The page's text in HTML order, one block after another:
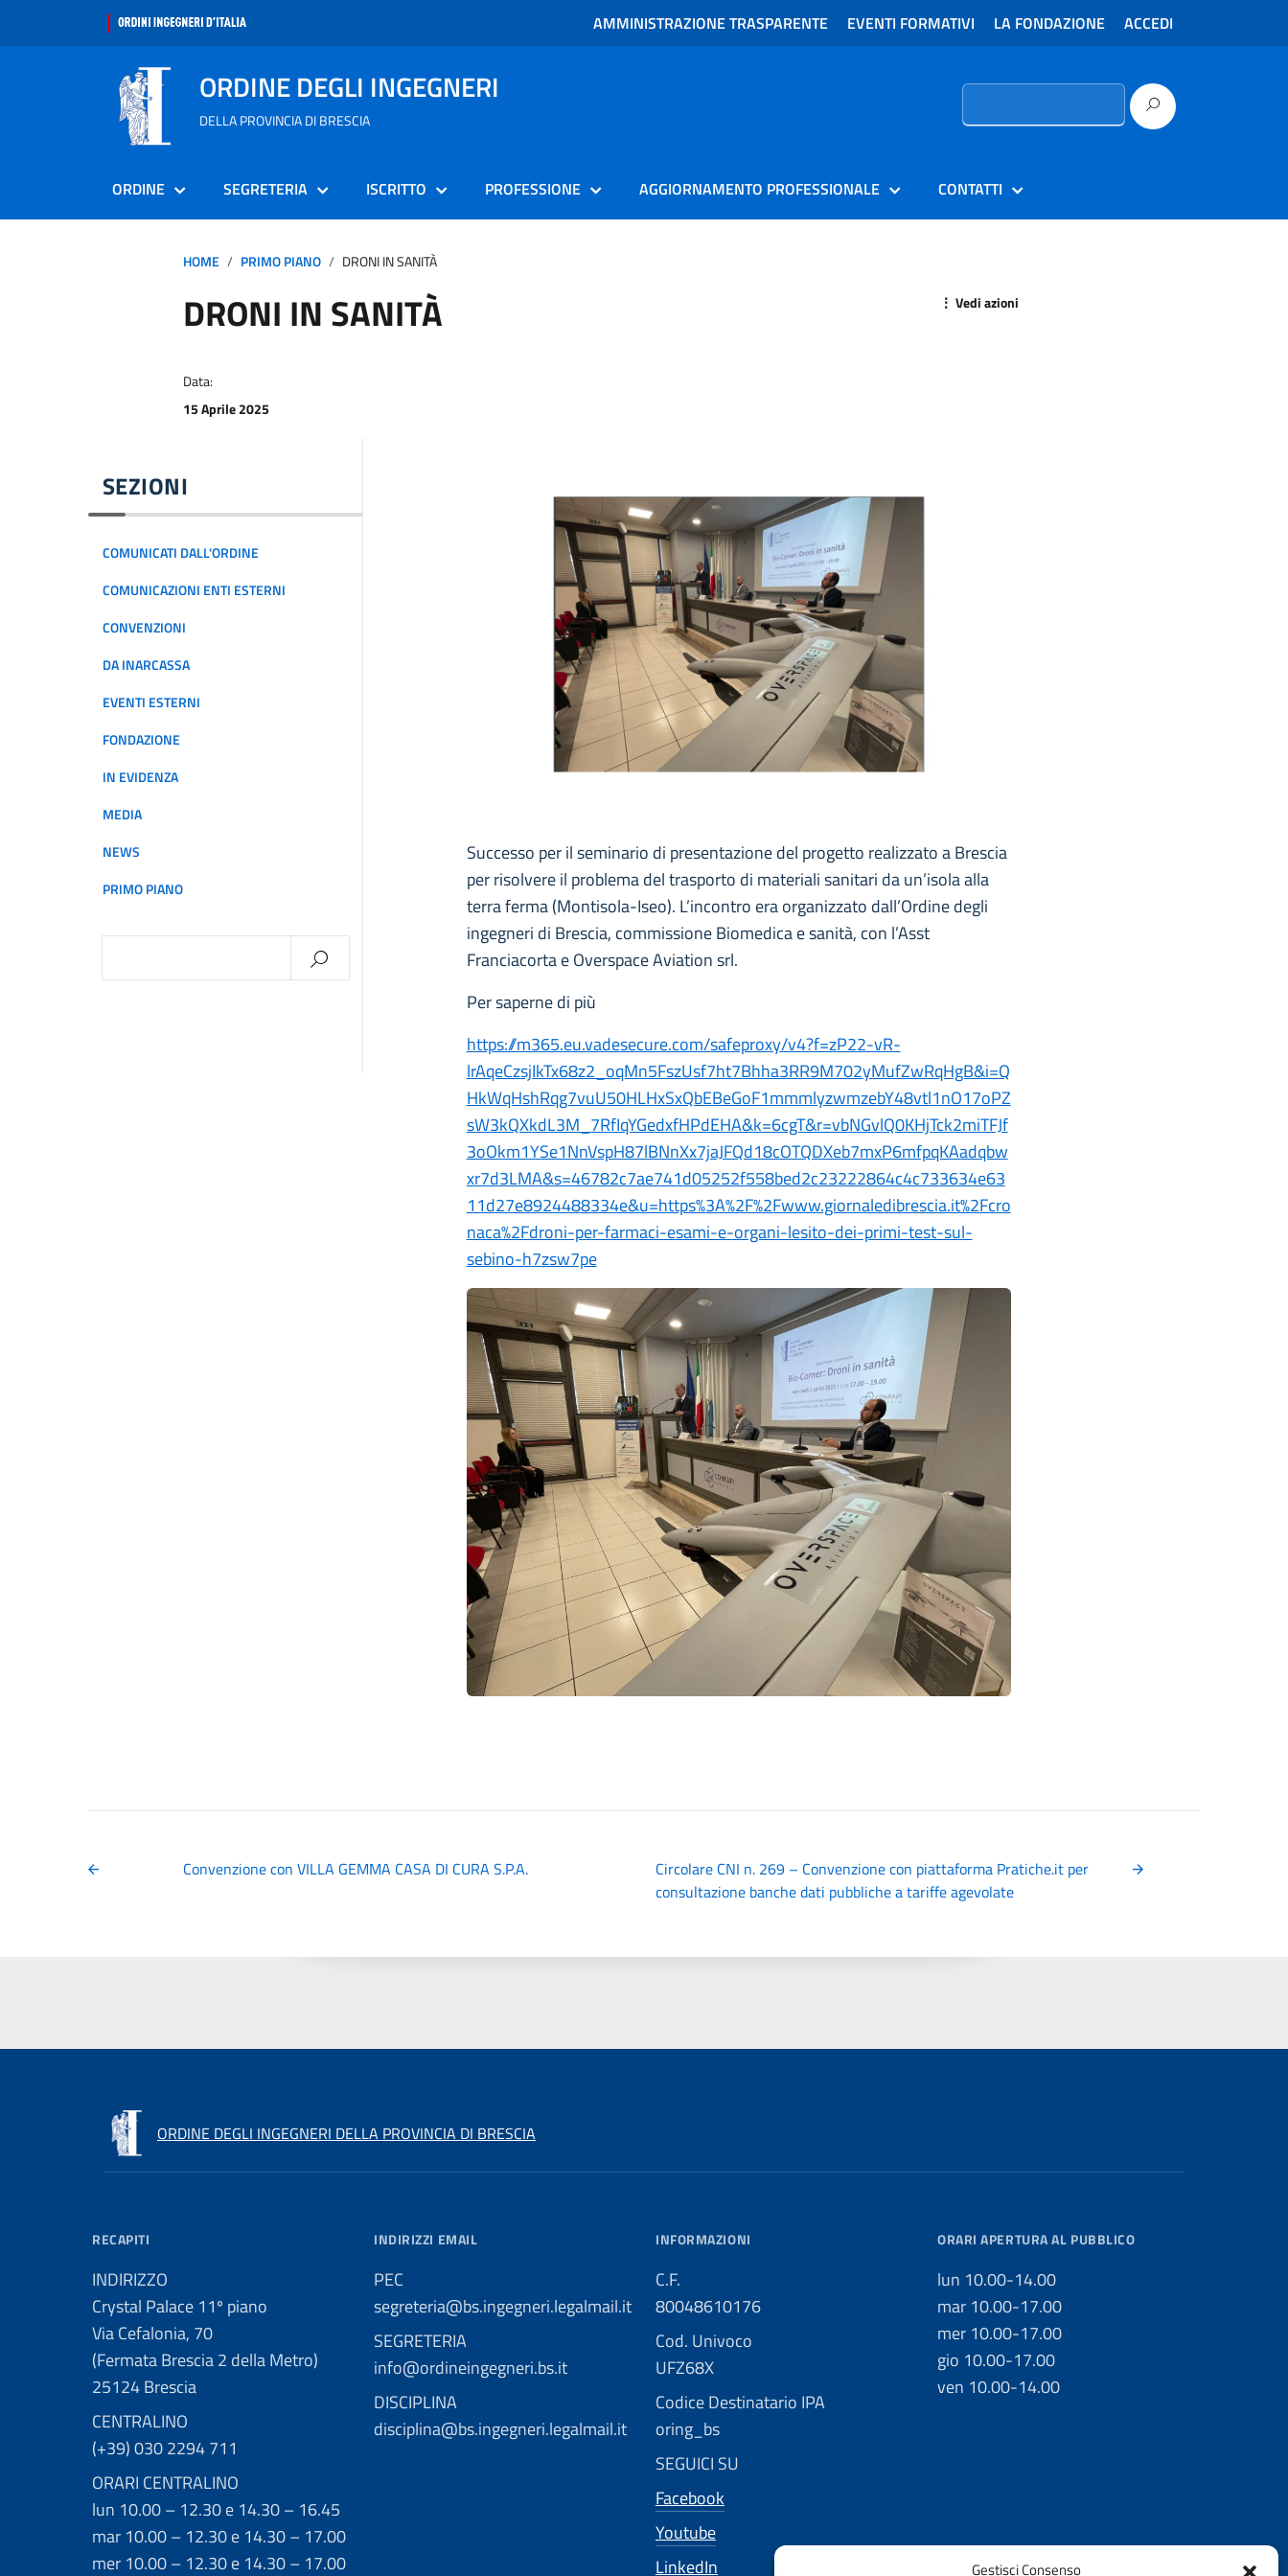
Gestisci Consenso
AMMINISTRAZIONE TRASPARENTE EVENTI FORMATIVI LA FONDAZIONE ACCEDI
ORDINE DEGLI INGEGNERI
DELLA PROVINCIA DI BRESCIA
Ricerca
ORDINE SEGRETERIA ISCRITTO PROFESSIONE AGGIORNAMENTO PROFESSIONALE CONTATTI
HOME PRIMO PIANO DRONI IN SANITÀ
DRONI IN SANITÀ ⋮ Vedi azioni
Data:
15 Aprile 2025
SEZIONI
COMUNICATI DALL'ORDINE
COMUNICAZIONI ENTI ESTERNI
CONVENZIONI
DA INARCASSA
EVENTI ESTERNI
FONDAZIONE
IN EVIDENZA
MEDIA
NEWS
PRIMO PIANO
per:
Successo per il seminario di presentazione del progetto realizzato a Brescia
per risolvere il problema del trasporto di materiali sanitari da un’isola alla
terra ferma (Montisola-Iseo). L’incontro era organizzato dall’Ordine degli
ingegneri di Brescia, commissione Biomedica e sanità, con l’Asst
Franciacorta e Overspace Aviation srl.
Per saperne di più
https://m365.eu.vadesecure.com/safeproxy/v4?f=zP22-vR-
lrAqeCzsjIkTx68z2_oqMn5FszUsf7ht7Bhha3RR9M702yMufZwRqHgB&i=Q
HkWqHshRqg7vuU50HLHxSxQbEBeGoF1mmmlyzwmzebY48vtl1nO17oPZ
sW3kQXkdL3M_7RfIqYGedxfHPdEHA&k=6cgT&r=vbNGvlQ0KHjTck2miTFJf
3oOkm1YSe1NnVspH87lBNnXx7jaJFQd18cOTQDXeb7mxP6mfpqKAadqbw
xr7d3LMA&s=46782c7ae741d05252f558bed2c23222864c4c733634e63
11d27e8924488334e&u=https%3A%2F%2Fwww.giornaledibrescia.it%2Fcro
naca%2Fdroni-per-farmaci-esami-e-organi-lesito-dei-primi-test-sul-
sebino-h7zsw7pe
Convenzione con VILLA GEMMA CASA DI CURA S.P.A.
Circolare CNI n. 269 – Convenzione con piattaforma Pratiche.it per
consultazione banche dati pubbliche a tariffe agevolate
ORDINE DEGLI INGEGNERI DELLA PROVINCIA DI BRESCIA
RECAPITI
INDIRIZZO
Crystal Palace 11º piano
Via Cefalonia, 70
(Fermata Brescia 2 della Metro)
25124 Brescia
CENTRALINO
(+39) 030 2294 711
ORARI CENTRALINO
lun 10.00 – 12.30 e 14.30 – 16.45
mar 10.00 – 12.30 e 14.30 – 17.00
mer 10.00 – 12.30 e 14.30 – 17.00
INDIRIZZI EMAIL
PEC
segreteria@bs.ingegneri.legalmail.it
SEGRETERIA
info@ordineingegneri.bs.it
DISCIPLINA
disciplina@bs.ingegneri.legalmail.it
INFORMAZIONI
C.F.
80048610176
Cod. Univoco
UFZ68X
Codice Destinatario IPA
oring_bs
SEGUICI SU
Facebook
Youtube
LinkedIn
ORARI APERTURA AL PUBBLICO
lun 10.00-14.00
mar 10.00-17.00
mer 10.00-17.00
gio 10.00-17.00
ven 10.00-14.00